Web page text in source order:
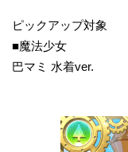
ピックアップ対象
■魔法少女
巴マミ 水着ver.